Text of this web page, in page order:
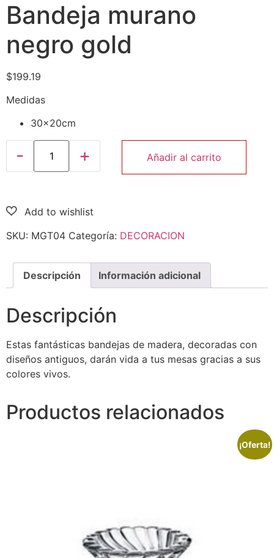
Bandeja murano
negro gold
$199.19
Medidas
30x20cm
Añadir al carrito
SKU: MGT04 Categoría: DECORACION
Descripción Información adicional
Descripción
Estas fantásticas bandejas de madera, decoradas con
diseños antiguos, darán vida a tus mesas gracias a sus
colores vivos.
Productos relacionados
¡Oferta!